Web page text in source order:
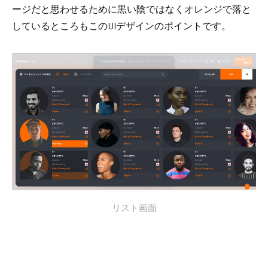
ージだと思わせるために黒い陰ではなくオレンジで落と
しているところもこのUIデザインのポイントです。
リスト画面